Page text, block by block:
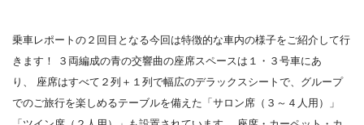
乗車レポートの２回目となる今回は特徴的な車内の様子をご紹介して行
きます！
３両編成の青の交響曲の座席スペースは１・３号車にあ
り、
座席はすべて２列＋１列で幅広のデラックスシートで、グループ
でのご旅行を楽しめるテーブルを備えた「サロン席（３～４人用）」